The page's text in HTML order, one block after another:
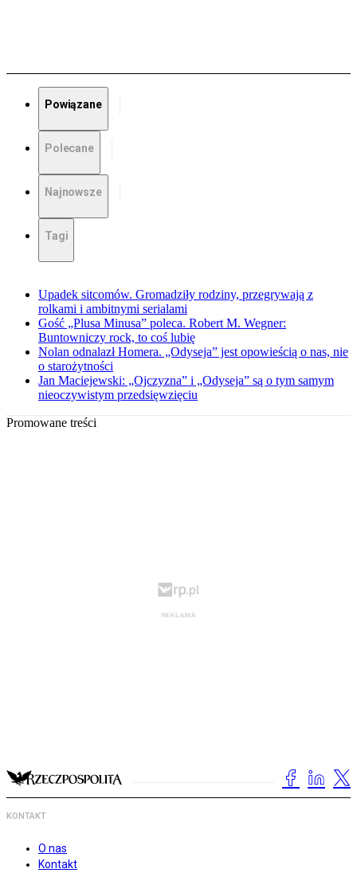
Powiązane
Polecane
Najnowsze
Tagi
Upadek sitcomów. Gromadziły rodziny, przegrywają z
rolkami i ambitnymi serialami
Gość „Plusa Minusa” poleca. Robert M. Wegner:
Buntowniczy rock, to coś lubię
Nolan odnalazł Homera. „Odyseja” jest opowieścią o nas, nie
o starożytności
Jan Maciejewski: „Ojczyzna” i „Odyseja” są o tym samym
nieoczywistym przedsięwzięciu
Promowane treści
KONTAKT
O nas
Kontakt